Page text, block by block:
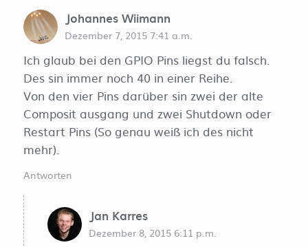
Johannes Wiimann
Dezember 7, 2015 7:41 a.m.
Ich glaub bei den GPIO Pins liegst du falsch.
Des sin immer noch 40 in einer Reihe.
Von den vier Pins darüber sin zwei der alte
Composit ausgang und zwei Shutdown oder
Restart Pins (So genau weiß ich des nicht
mehr).
Antworten
Jan Karres
Dezember 8, 2015 6:11 p.m.